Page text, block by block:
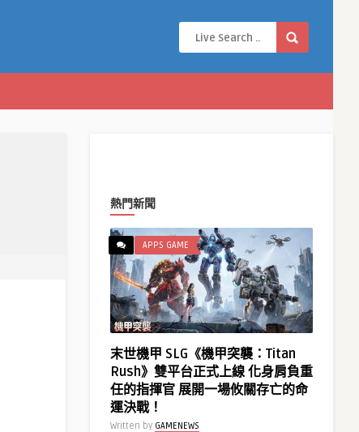
熱門新聞
APPS GAME
末世機甲 SLG《機甲突襲：Titan
Rush》雙平台正式上線 化身肩負重
任的指揮官 展開一場攸關存亡的命
運決戰！
Written by GAMENEWS